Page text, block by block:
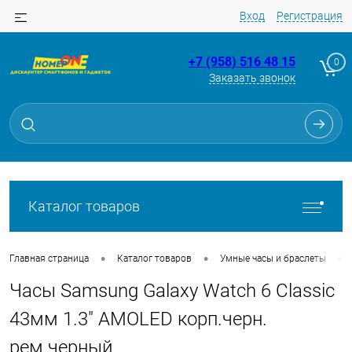
Вход Регистрация
+7 (958) 516 48 15
Заказать звонок
0
Каталог товаров
Главная страница • Каталог товаров • Умные часы и браслеты
Часы Samsung Galaxy Watch 6 Classic
43мм 1.3" AMOLED корп.черн.
рем.черный
Для клиентов всех банков
Разбейте
без переплат
Сегодня